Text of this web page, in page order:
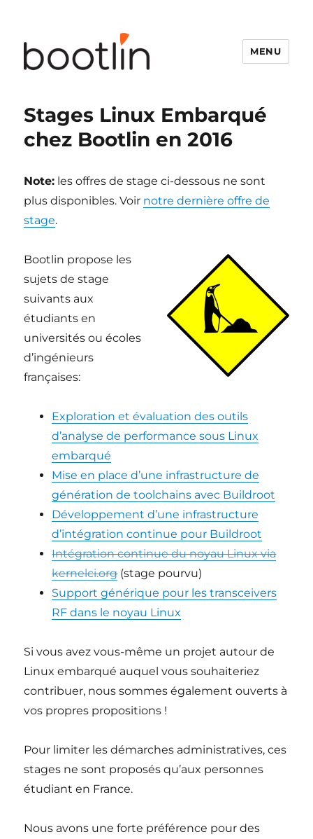
MENU
Stages Linux Embarqué
chez Bootlin en 2016
Note: les offres de stage ci-dessous ne sont
plus disponibles. Voir notre dernière offre de
stage.
Bootlin propose les
sujets de stage
suivants aux
étudiants en
universités ou écoles
d’ingénieurs
françaises:
Exploration et évaluation des outils
d’analyse de performance sous Linux
embarqué
Mise en place d’une infrastructure de
génération de toolchains avec Buildroot
Développement d’une infrastructure
d’intégration continue pour Buildroot
Intégration continue du noyau Linux via
kernelci.org(stage pourvu)
Support générique pour les transceivers
RF dans le noyau Linux
Si vous avez vous-même un projet autour de
Linux embarqué auquel vous souhaiteriez
contribuer, nous sommes également ouverts à
vos propres propositions !
Pour limiter les démarches administratives, ces
stages ne sont proposés qu’aux personnes
étudiant en France.
Nous avons une forte préférence pour des